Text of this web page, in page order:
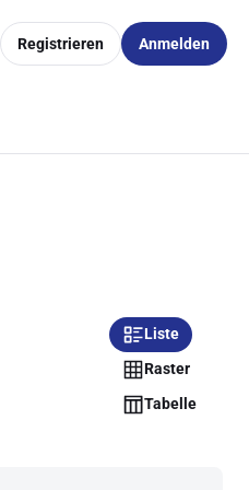
Registrieren Anmelden
Liste
Raster
Tabelle